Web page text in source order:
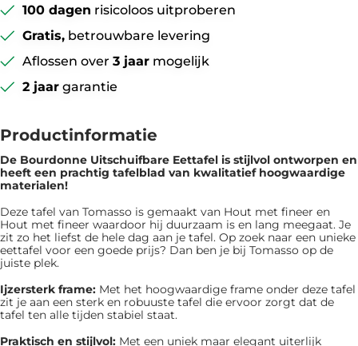
Productinformatie
De Bourdonne Uitschuifbare Eettafel is ​​stijlvol ontworpen en
heeft een prachtig tafelblad van kwalitatief hoogwaardige
materialen!
Deze tafel van Tomasso is gemaakt van Hout met fineer en
Hout met fineer waardoor hij duurzaam is en lang meegaat. Je
zit zo het liefst de hele dag aan je tafel. Op zoek naar een unieke
eettafel voor een goede prijs? Dan ben je bij Tomasso op de
juiste plek.
Ijzersterk frame: Met het hoogwaardige frame onder deze tafel
zit je aan een sterk en robuuste tafel die ervoor zorgt dat de
tafel ten alle tijden stabiel staat.
Praktisch en stijlvol: Met een uniek maar elegant uiterlijk
100 dagen risicoloos uitproberen
Gratis, betrouwbare levering
Aflossen over 3 jaar mogelijk
2 jaargarantie